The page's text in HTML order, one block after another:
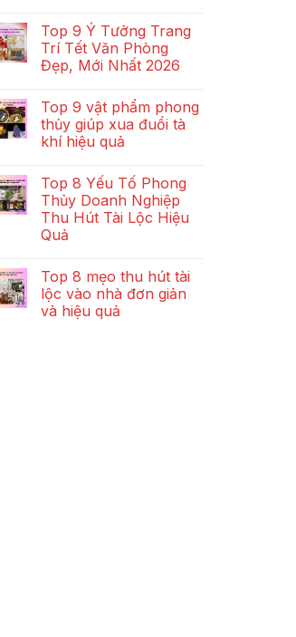
Top 9 Ý Tưởng Trang
Trí Tết Văn Phòng
Đẹp, Mới Nhất 2026
Top 9 vật phẩm phong
thủy giúp xua đuổi tà
khí hiệu quả
Top 8 Yếu Tố Phong
Thủy Doanh Nghiệp
Thu Hút Tài Lộc Hiệu
Quả
Top 8 mẹo thu hút tài
lộc vào nhà đơn giản
và hiệu quả